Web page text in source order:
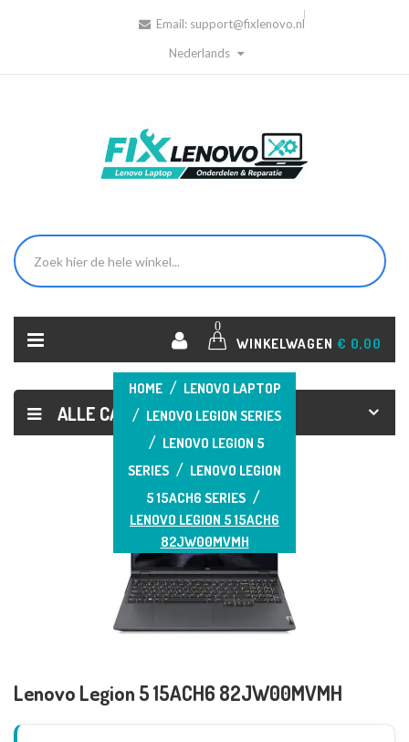
Email: support@fixlenovo.nl
Nederlands
0
WINKELWAGEN € 0,00
ALLE CATEGORIEËN
HOME
LENOVO LAPTOP
LENOVO LEGION SERIES
LENOVO LEGION 5
SERIES
LENOVO LEGION
5 15ACH6 SERIES
LENOVO LEGION 5 15ACH6
82JW00MVMH
Lenovo Legion 5 15ACH6 82JW00MVMH